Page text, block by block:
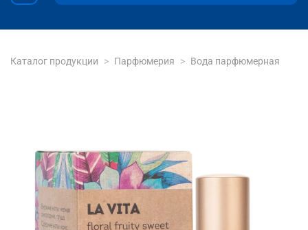
Каталог продукции Парфюмерия Вода парфюмерная